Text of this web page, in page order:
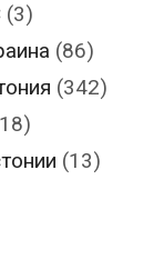
(3)
(86)
(342)
(13)